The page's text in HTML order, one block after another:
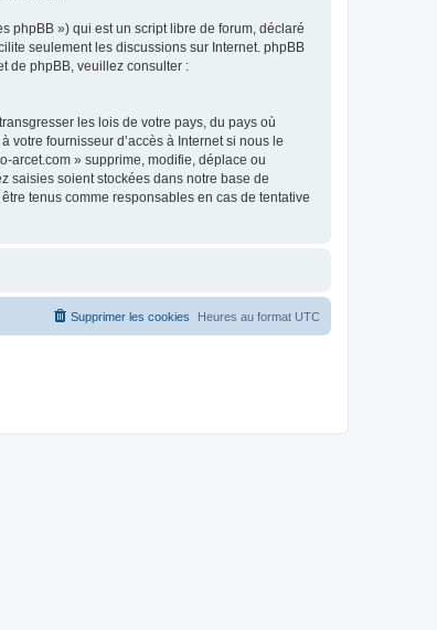
phpBB ») qui est un script libre de forum, déclaré
seulement les discussions sur Internet. phpBB
de phpBB, veuillez consulter :
les lois de votre pays, du pays où
fournisseur d’accès à Internet si nous le
arcet.com » supprime, modifie, déplace ou
saisies soient stockées dans notre base de
tenus comme responsables en cas de tentative
Heures au format UTC
Supprimer les cookies